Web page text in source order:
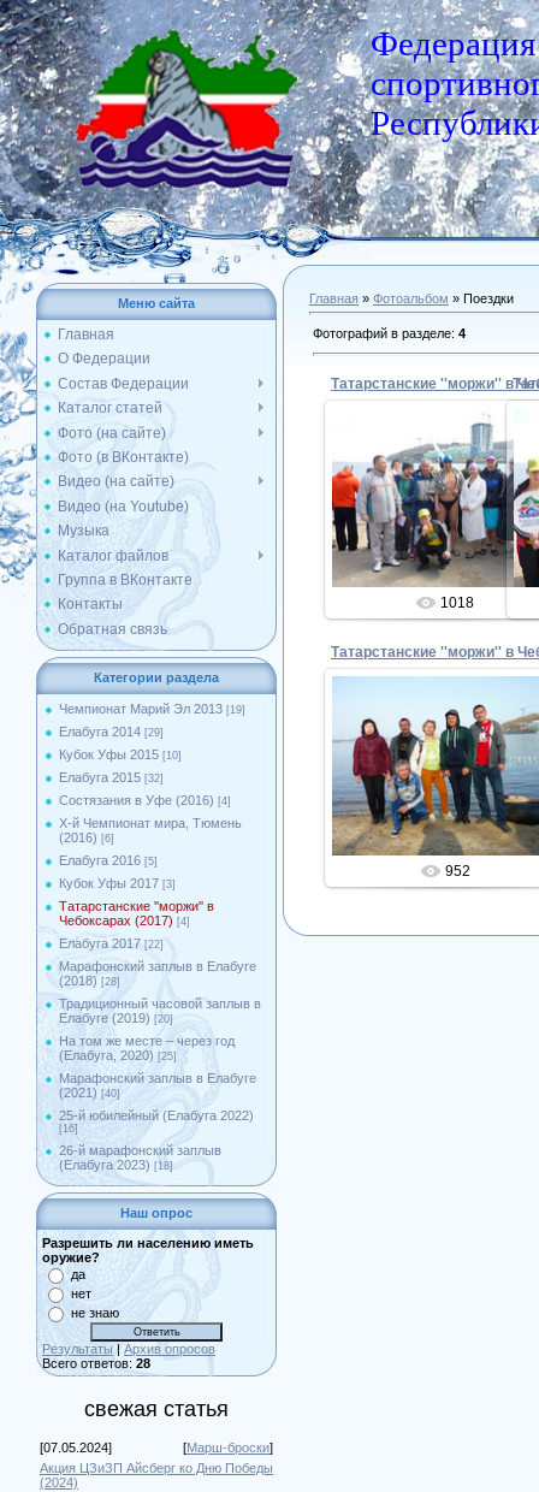
Федерация
Меню сайта
Главная
О Федерации
Состав Федерации
Каталог статей
Фото (на сайте)
Фото (в ВКонтакте)
Видео (на сайте)
Видео (на Youtube)
Музыка
Каталог файлов
Группа в ВКонтакте
Контакты
Обратная связь
Категории раздела
Чемпионат Марий Эл 2013 [19]
Елабуга 2014 [29]
Кубок Уфы 2015 [10]
Елабуга 2015 [32]
Состязания в Уфе (2016) [4]
X-й Чемпионат мира, Тюмень
(2016) [6]
Елабуга 2016 [5]
Кубок Уфы 2017 [3]
Татарстанские ''моржи'' в
Чебоксарах (2017) [4]
Елабуга 2017 [22]
Марафонский заплыв в Елабуге
(2018) [28]
Традиционный часовой заплыв в
Елабуге (2019) [20]
На том же месте – через год
(Елабуга, 2020) [25]
Марафонский заплыв в Елабуге
(2021) [40]
25-й юбилейный (Елабуга 2022)
[16]
26-й марафонский заплыв
(Елабуга 2023) [18]
Наш опрос
Разрешить ли населению иметь
оружие?
да
нет
не знаю
Результаты | Архив опросов
Всего ответов: 28
свежая статья
[07.05.2024] [Марш-броски]
Акция ЦЗиЗП Айсберг ко Дню Победы
(2024)
Главная » Фотоальбом » Поездки
Фотографий в разделе: 4
04.05.2017
Admin
1018
04.05.2017
Admin
952